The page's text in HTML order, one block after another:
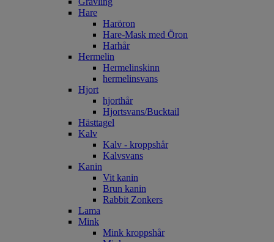
Hare
Haröron
Hare-Mask med Öron
Harhår
Hermelin
Hermelinskinn
hermelinsvans
Hjort
hjorthår
Hjortsvans/Bucktail
Hästtagel
Kalv
Kalv - kroppshår
Kalvsvans
Kanin
Vit kanin
Brun kanin
Rabbit Zonkers
Lama
Mink
Mink kroppshår